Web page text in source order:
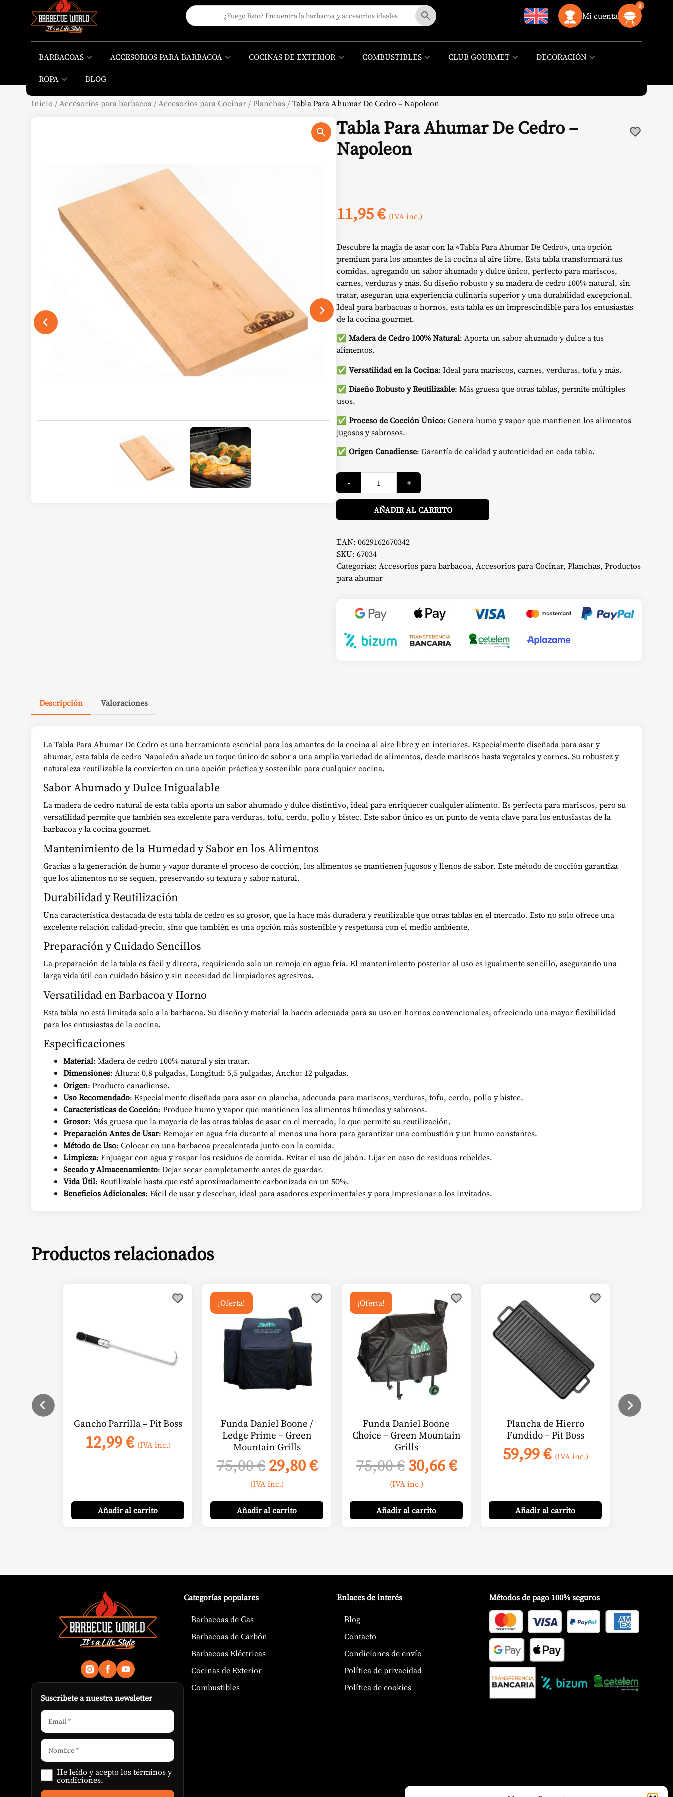
Mi cuenta
0
BARBACOAS ACCESORIOS PARA BARBACOA COCINAS DE EXTERIOR COMBUSTIBLES CLUB GOURMET
DECORACIÓN
ROPA
BLOG
Inicio /Accesorios para barbacoa /Accesorios para Cocinar /Planchas /Tabla Para Ahumar De Cedro – Napoleon
Tabla Para Ahumar De Cedro –
Napoleon
11,95€ (IVA inc.)
Descubre la magia de asar con la «Tabla Para Ahumar De Cedro», una opción
premium para los amantes de la cocina al aire libre. Esta tabla transformará tus
comidas, agregando un sabor ahumado y dulce único, perfecto para mariscos,
carnes, verduras y más. Su diseño robusto y su madera de cedro 100% natural, sin
tratar, aseguran una experiencia culinaria superior y una durabilidad excepcional.
Ideal para barbacoas o hornos, esta tabla es un imprescindible para los entusiastas
de la cocina gourmet.
✅ Madera de Cedro 100% Natural: Aporta un sabor ahumado y dulce a tus
alimentos.
✅ Versatilidad en la Cocina: Ideal para mariscos, carnes, verduras, tofu y más.
✅ Diseño Robusto y Reutilizable: Más gruesa que otras tablas, permite múltiples
usos.
✅ Proceso de Cocción Único: Genera humo y vapor que mantienen los alimentos
jugosos y sabrosos.
✅ Origen Canadiense: Garantía de calidad y autenticidad en cada tabla.
-
Tabla
Para
Ahumar
De
-
Napoleon
+
AÑADIR AL CARRITO
EAN: 0629162670342
SKU: 67034
Categorías: Accesorios para barbacoa, Accesorios para Cocinar, Planchas, Productos
para ahumar
Descripción Valoraciones
La Tabla Para Ahumar De Cedro es una herramienta esencial para los amantes de la cocina al aire libre y en interiores. Especialmente diseñada para asar y
ahumar, esta tabla de cedro Napoleón añade un toque único de sabor a una amplia variedad de alimentos, desde mariscos hasta vegetales y carnes. Su robustez y
naturaleza reutilizable la convierten en una opción práctica y sostenible para cualquier cocina.
Sabor Ahumado y Dulce Inigualable
La madera de cedro natural de esta tabla aporta un sabor ahumado y dulce distintivo, ideal para enriquecer cualquier alimento. Es perfecta para mariscos, pero su
versatilidad permite que también sea excelente para verduras, tofu, cerdo, pollo y bistec. Este sabor único es un punto de venta clave para los entusiastas de la
barbacoa y la cocina gourmet.
Mantenimiento de la Humedad y Sabor en los Alimentos
Gracias a la generación de humo y vapor durante el proceso de cocción, los alimentos se mantienen jugosos y llenos de sabor. Este método de cocción garantiza
que los alimentos no se sequen, preservando su textura y sabor natural.
Durabilidad y Reutilización
Una característica destacada de esta tabla de cedro es su grosor, que la hace más duradera y reutilizable que otras tablas en el mercado. Esto no solo ofrece una
excelente relación calidad-precio, sino que también es una opción más sostenible y respetuosa con el medio ambiente.
Preparación y Cuidado Sencillos
La preparación de la tabla es fácil y directa, requiriendo solo un remojo en agua fría. El mantenimiento posterior al uso es igualmente sencillo, asegurando una
larga vida útil con cuidado básico y sin necesidad de limpiadores agresivos.
Versatilidad en Barbacoa y Horno
Esta tabla no está limitada solo a la barbacoa. Su diseño y material la hacen adecuada para su uso en hornos convencionales, ofreciendo una mayor flexibilidad
para los entusiastas de la cocina.
Especificaciones
Material: Madera de cedro 100% natural y sin tratar.
Dimensiones: Altura: 0,8 pulgadas, Longitud: 5,5 pulgadas, Ancho: 12 pulgadas.
Origen: Producto canadiense.
Uso Recomendado: Especialmente diseñada para asar en plancha, adecuada para mariscos, verduras, tofu, cerdo, pollo y bistec.
Características de Cocción: Produce humo y vapor que mantienen los alimentos húmedos y sabrosos.
Grosor: Más gruesa que la mayoría de las otras tablas de asar en el mercado, lo que permite su reutilización.
Preparación Antes de Usar: Remojar en agua fría durante al menos una hora para garantizar una combustión y un humo constantes.
Método de Uso: Colocar en una barbacoa precalentada junto con la comida.
Limpieza: Enjuagar con agua y raspar los residuos de comida. Evitar el uso de jabón. Lijar en caso de residuos rebeldes.
Secado y Almacenamiento: Dejar secar completamente antes de guardar.
Vida Útil: Reutilizable hasta que esté aproximadamente carbonizada en un 50%.
Beneficios Adicionales: Fácil de usar y desechar, ideal para asadores experimentales y para impresionar a los invitados.
Productos relacionados
Gancho Parrilla – Pit Boss
12,99€ (IVA inc.)
Añadiral carrito
¡Oferta!
Funda Daniel Boone /
Ledge Prime – Green
Mountain Grills
75,00€El
precio
original
era:
29,80€El
actual
es:
(IVA inc.)
Añadiral carrito
¡Oferta!
Funda Daniel Boone
Choice – Green Mountain
Grills
75,00€El
precio
original
era:
30,66€El
actual
es:
(IVA inc.)
Añadiral carrito
Plancha de Hierro
Fundido – Pit Boss
59,99€ (IVA inc.)
Añadiral carrito
Suscribete a nuestra newsletter
He leído y acepto lostérminos y
condiciones.
Categorías populares
Barbacoas de Gas
Barbacoas de Carbón
Barbacoas Eléctricas
Cocinas de Exterior
Combustibles
Enlaces de interés
Blog
Contacto
Condiciones de envío
Política de privacidad
Política de cookies
Métodos de pago 100% seguros